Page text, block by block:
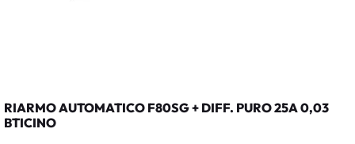
RIARMO AUTOMATICO F80SG + DIFF. PURO 25A 0,03
BTICINO